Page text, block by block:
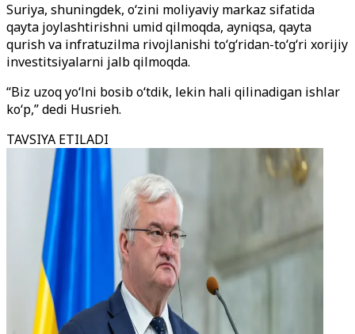
Suriya, shuningdek, o‘zini moliyaviy markaz sifatida
qayta joylashtirishni umid qilmoqda, ayniqsa, qayta
qurish va infratuzilma rivojlanishi to‘g‘ridan-to‘g‘ri xorijiy
investitsiyalarni jalb qilmoqda.
“Biz uzoq yo‘lni bosib o‘tdik, lekin hali qilinadigan ishlar
ko‘p,” dedi Husrieh.
TAVSIYA ETILADI